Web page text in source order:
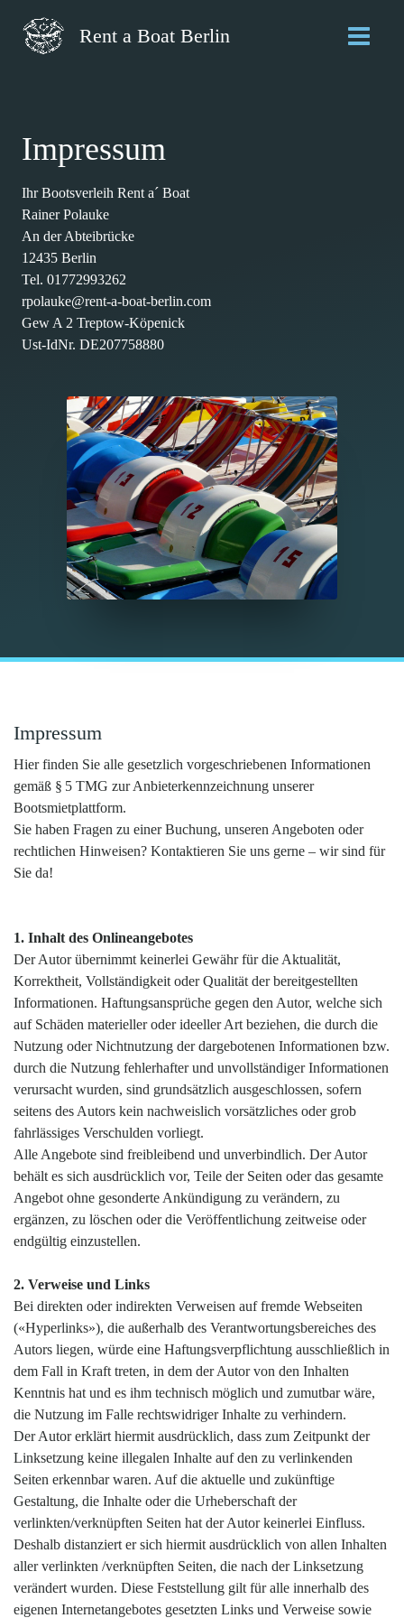
Inhalt
springen
Rent a Boat Berlin
MAIN
Impressum
Ihr Bootsverleih Rent a´ Boat
Rainer Polauke
An der Abteibrücke
12435 Berlin
Tel. 01772993262
rpolauke@rent-a-boat-berlin.com
Gew A 2 Treptow-Köpenick
Ust-IdNr. DE207758880
Impressum
Hier finden Sie alle gesetzlich vorgeschriebenen Informationen
gemäß § 5 TMG zur Anbieterkennzeichnung unserer
Bootsmietplattform.
Sie haben Fragen zu einer Buchung, unseren Angeboten oder
rechtlichen Hinweisen? Kontaktieren Sie uns gerne – wir sind für
Sie da!
1. Inhalt des Onlineangebotes
Der Autor übernimmt keinerlei Gewähr für die Aktualität,
Korrektheit, Vollständigkeit oder Qualität der bereitgestellten
Informationen. Haftungsansprüche gegen den Autor, welche sich
auf Schäden materieller oder ideeller Art beziehen, die durch die
Nutzung oder Nichtnutzung der dargebotenen Informationen bzw.
durch die Nutzung fehlerhafter und unvollständiger Informationen
verursacht wurden, sind grundsätzlich ausgeschlossen, sofern
seitens des Autors kein nachweislich vorsätzliches oder grob
fahrlässiges Verschulden vorliegt.
Alle Angebote sind freibleibend und unverbindlich. Der Autor
behält es sich ausdrücklich vor, Teile der Seiten oder das gesamte
Angebot ohne gesonderte Ankündigung zu verändern, zu
ergänzen, zu löschen oder die Veröffentlichung zeitweise oder
endgültig einzustellen.
2. Verweise und Links
Bei direkten oder indirekten Verweisen auf fremde Webseiten
(«Hyperlinks»), die außerhalb des Verantwortungsbereiches des
Autors liegen, würde eine Haftungsverpflichtung ausschließlich in
dem Fall in Kraft treten, in dem der Autor von den Inhalten
Kenntnis hat und es ihm technisch möglich und zumutbar wäre,
die Nutzung im Falle rechtswidriger Inhalte zu verhindern.
Der Autor erklärt hiermit ausdrücklich, dass zum Zeitpunkt der
Linksetzung keine illegalen Inhalte auf den zu verlinkenden
Seiten erkennbar waren. Auf die aktuelle und zukünftige
Gestaltung, die Inhalte oder die Urheberschaft der
verlinkten/verknüpften Seiten hat der Autor keinerlei Einfluss.
Deshalb distanziert er sich hiermit ausdrücklich von allen Inhalten
aller verlinkten /verknüpften Seiten, die nach der Linksetzung
verändert wurden. Diese Feststellung gilt für alle innerhalb des
eigenen Internetangebotes gesetzten Links und Verweise sowie